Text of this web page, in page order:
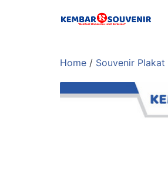
Home / Souvenir Plakat